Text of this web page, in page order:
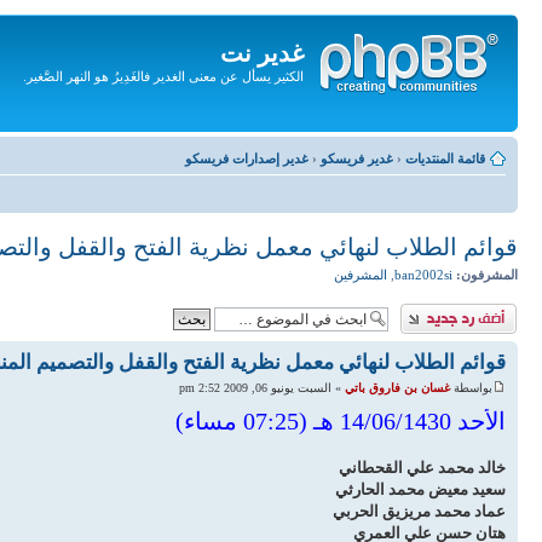
غدير نت
الكثير يسأل عن معنى الغدير فالغَدِيرُ هو النهر الصَّغير.
المحتويات
قائمة المنتديات ‹ غدير فريسكو ‹ غدير إصدارات فريسكو
قوائم الطلاب لنهائي معمل نظرية الفتح والقفل
المشرفون: ban2002si المشرفين
إضافة رد
قوائم الطلاب لنهائي معمل نظرية الفتح والقفل والتصميم
بواسطةغسان بن فاروق باتي » السبت يونيو 06, 2009 2:52 pm
الأحد 14/06/1430 هـ (07:25 مساء)
خالد محمد علي القحطاني
سعيد معيض محمد الحارثي
عماد محمد مريزيق الحربي
هتان حسن علي العمري